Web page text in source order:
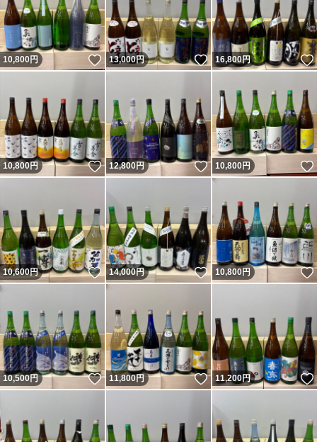
10,800円 いいね！
13,000円 いいね！
16,800円
10,800円 いいね！
12,800円 いいね！
10,800円
10,600円 いいね！
14,000円 いいね！
10,800円
10,500円 いいね！
11,800円 いいね！
11,200円